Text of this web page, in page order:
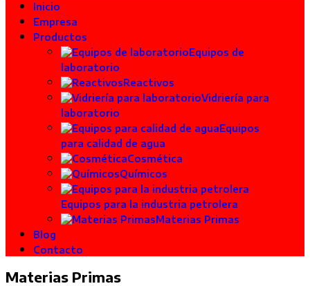
Inicio
Empresa
Productos
Equipos de
laboratorio
Reactivos
Vidriería para
laboratorio
Equipos
para calidad de agua
Cosmética
Químicos
Equipos para la industria petrolera
Materias Primas
Blog
Contacto
Materias Primas